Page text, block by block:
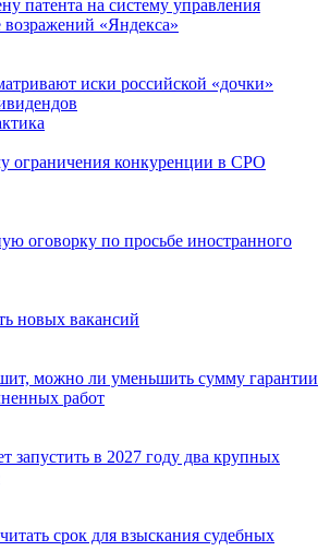
патента на систему управления
возражений «Яндекса»
иски российской «дочки»
ограничения конкуренции в СРО
оговорку по просьбе иностранного
новых вакансий
можно ли уменьшить сумму гарантии
работ
запустить в 2027 году два крупных
срок для взыскания судебных